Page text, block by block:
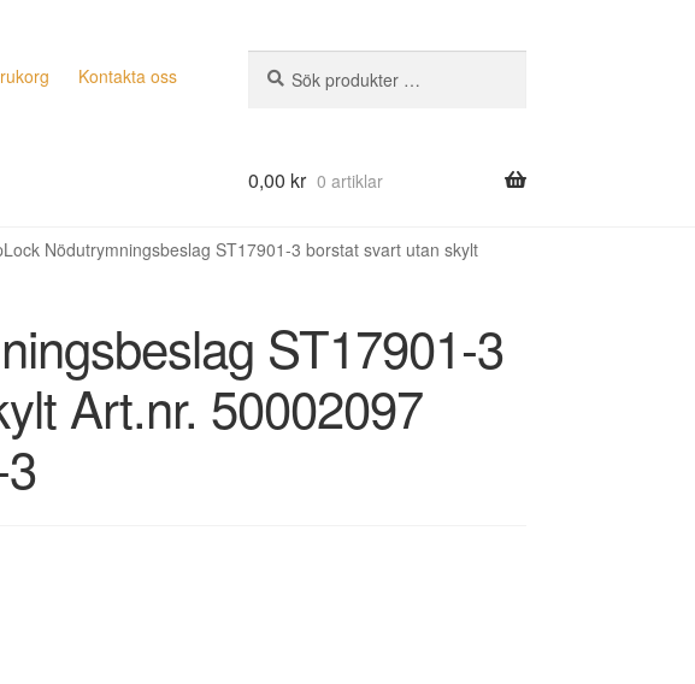
Kontakta oss
efter:
0,00 kr 0 artiklar
Nödutrymningsbeslag ST17901-3 borstat svart utan skylt
ST17901-3
Art.nr. 50002097